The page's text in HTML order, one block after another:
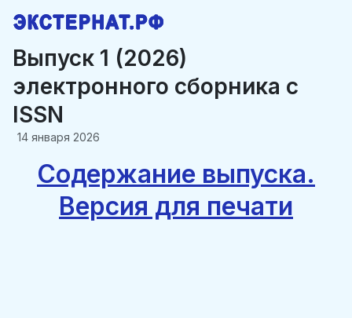
Выпуск 1 (2026)
электронного сборника c
ISSN
14 января 2026
Содержание выпуска.
Версия для печати